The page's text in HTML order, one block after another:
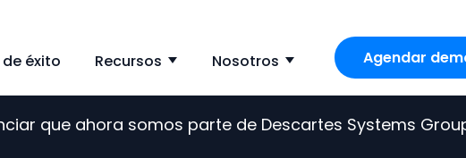
for Solución
éxito Recursos Show submenu for
Nosotros Show submenu
Agendar
que ahora somos parte de Descartes Systems